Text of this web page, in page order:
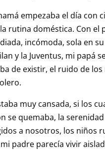
empezaba el día con
rutina doméstica. Con el
incómoda, sola en
y la Juventus, mi papá
de existir, el ruido de
muy cansada, si los
se quemaba, la
a nosotros, los niños
padre parecía vivir